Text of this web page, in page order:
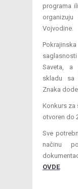
programa
Vojvodine.
Saveta, a
skladu sa
Znaka
Кonkurs za
otvoren do
Sve
načinu
OVDE